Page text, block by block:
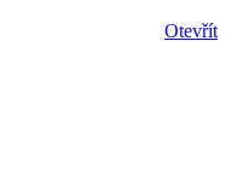
Otevřít